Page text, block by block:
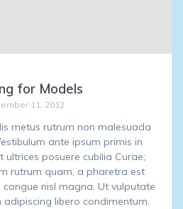
for Models
11, 2012
metus rutrum non malesuada
ante ipsum primis in
ultrices posuere cubilia Curae;
rutrum quam, a pharetra est
congue nisl magna. Ut vulputate
adipiscing libero condimentum.